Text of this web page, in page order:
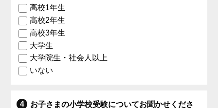
高校1年生
高校2年生
高校3年生
大学生
大学院生・社会人以上
いない
お子さまの小学校受験についてお聞かせくださ